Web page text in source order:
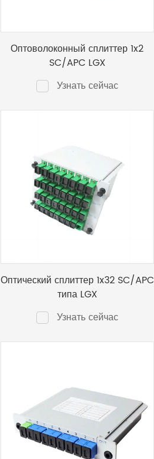
Оптоволоконный сплиттер 1x2
SC/APC LGX
Узнать сейчас
Оптический сплиттер 1x32 SC/APC
типа LGX
Узнать сейчас